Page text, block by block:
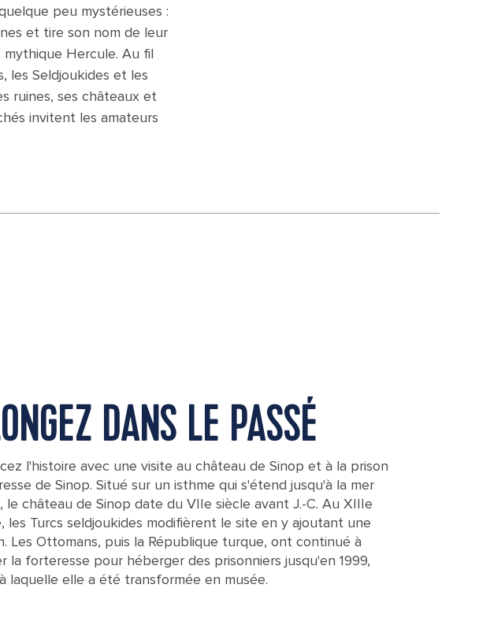
peu mystérieuses :
et tire son nom de leur
Hercule. Au fil
les Seldjoukides et les
ruines, ses châteaux et
invitent les amateurs
DANS LE PASSÉ
l'histoire avec une visite au château de Sinop et à la prison
de Sinop. Situé sur un isthme qui s'étend jusqu'à la mer
le château de Sinop date du VIIe siècle avant J.-C. Au XIIIe
les Turcs seldjoukides modifièrent le site en y ajoutant une
Les Ottomans, puis la République turque, ont continué à
la forteresse pour héberger des prisonniers jusqu'en 1999,
laquelle elle a été transformée en musée.